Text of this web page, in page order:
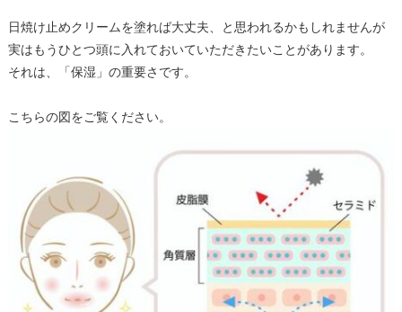
日焼け止めクリームを塗れば大丈夫、と思われるかもしれませんが
実はもうひとつ頭に入れておいていただきたいことがあります。
それは、「保湿」の重要さです。
こちらの図をご覧ください。